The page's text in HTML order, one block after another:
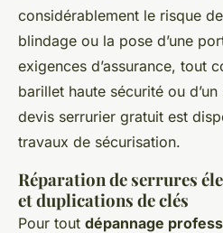
considérablement le risque
blindage ou la pose d’une
exigences d’assurance, tout
barillet haute sécurité ou
devis serrurier gratuit est
travaux de sécurisation.
Réparation de serrures
et duplications de clés
Pour tout dépannage